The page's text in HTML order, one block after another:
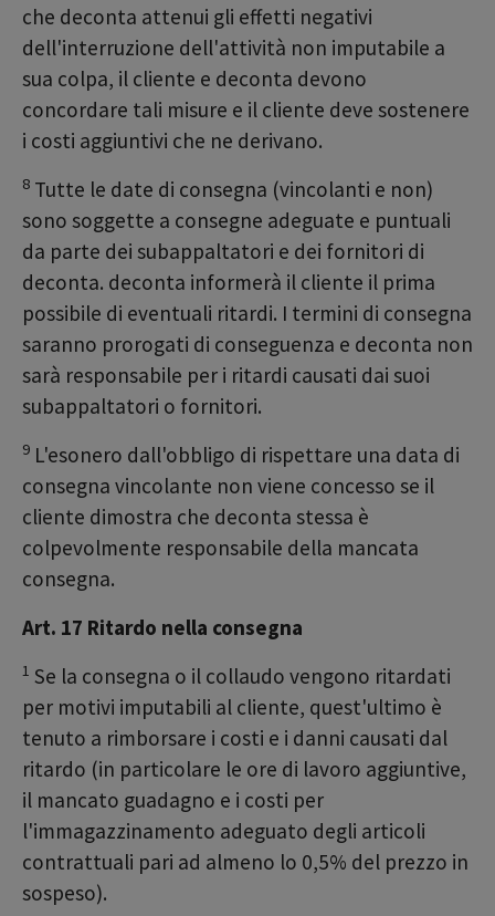
che deconta attenui gli effetti negativi
dell'interruzione dell'attività non imputabile a
sua colpa, il cliente e deconta devono
concordare tali misure e il cliente deve sostenere
i costi aggiuntivi che ne derivano.
8 Tutte le date di consegna (vincolanti e non)
sono soggette a consegne adeguate e puntuali
da parte dei subappaltatori e dei fornitori di
deconta. deconta informerà il cliente il prima
possibile di eventuali ritardi. I termini di consegna
saranno prorogati di conseguenza e deconta non
sarà responsabile per i ritardi causati dai suoi
subappaltatori o fornitori.
9 L'esonero dall'obbligo di rispettare una data di
consegna vincolante non viene concesso se il
cliente dimostra che deconta stessa è
colpevolmente responsabile della mancata
consegna.
Art. 17 Ritardo nella consegna
1 Se la consegna o il collaudo vengono ritardati
per motivi imputabili al cliente, quest'ultimo è
tenuto a rimborsare i costi e i danni causati dal
ritardo (in particolare le ore di lavoro aggiuntive,
il mancato guadagno e i costi per
l'immagazzinamento adeguato degli articoli
contrattuali pari ad almeno lo 0,5% del prezzo in
sospeso).